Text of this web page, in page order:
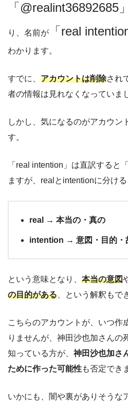
「@realint36892685」
り、名前が 「real
わかります。
すでに、 アカウントは削除され
者の情報は見れなくなっていま
しかし、気になるのがアカウン
す。
「 real intention」は直訳すると
ますが、realとintentionに分ける
real → 本当の・真の
intention → 意図・目的・
という意味となり、 本当の意図
の目的がある、という解釈もで
こちらのアカウントが、いつ作
りませんが、神田沙也加さんの
知っている方が、 神田沙也加さ
ために作った可能性も否定でき
いかにも、闇や裏がありそうな